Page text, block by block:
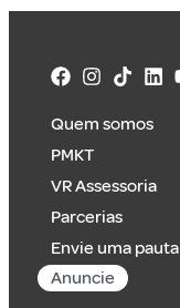
Quem somos
PMKT
VR Assessoria
Parcerias
Envie uma pauta
Anuncie